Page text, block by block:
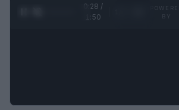
0:29 /
1:50